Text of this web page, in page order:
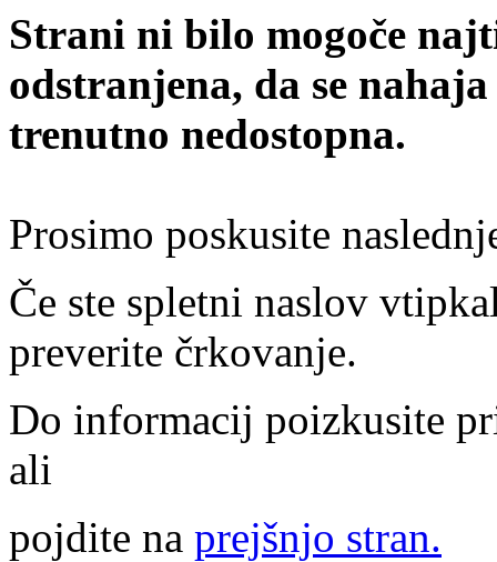
Strani ni bilo mogoče
odstranjena, da se
trenutno nedostopna.
Prosimo poskusite
Če ste spletni naslov
preverite črkovanje.
Do informacij poizkusite
ali
pojdite na prejšnjo stran.